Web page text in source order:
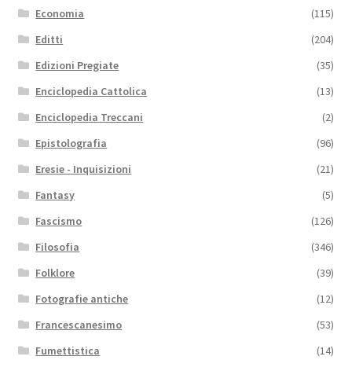
Economia
(115)
Editti
(204)
Edizioni Pregiate
(35)
Enciclopedia Cattolica
(13)
Enciclopedia Treccani
(2)
Epistolografia
(96)
Eresie - Inquisizioni
(21)
Fantasy
(5)
Fascismo
(126)
Filosofia
(346)
Folklore
(39)
Fotografie antiche
(12)
Francescanesimo
(53)
Fumettistica
(14)